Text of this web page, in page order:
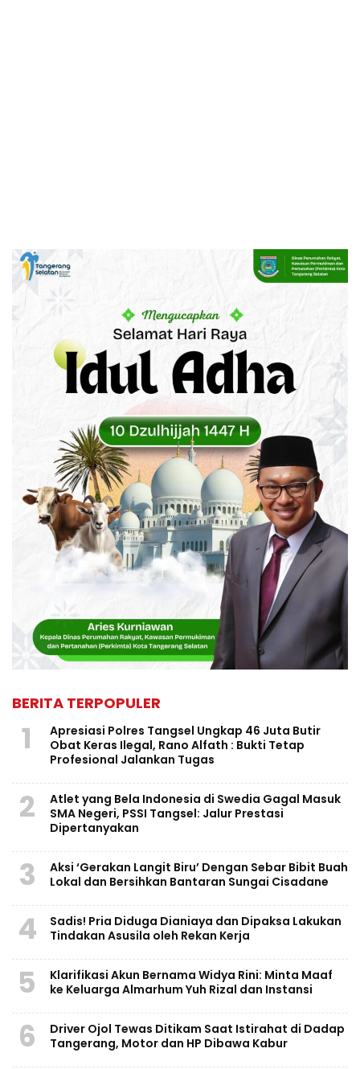
BERITA TERPOPULER
1
Apresiasi Polres Tangsel Ungkap 46 Juta Butir
Obat Keras Ilegal, Rano Alfath : Bukti Tetap
Profesional Jalankan Tugas
2
Atlet yang Bela Indonesia di Swedia Gagal Masuk
SMA Negeri, PSSI Tangsel: Jalur Prestasi
Dipertanyakan
3
Aksi ‘Gerakan Langit Biru’ Dengan Sebar Bibit Buah
Lokal dan Bersihkan Bantaran Sungai Cisadane
4
Sadis! Pria Diduga Dianiaya dan Dipaksa Lakukan
Tindakan Asusila oleh Rekan Kerja
5
Klarifikasi Akun Bernama Widya Rini: Minta Maaf
ke Keluarga Almarhum Yuh Rizal dan Instansi
6
Driver Ojol Tewas Ditikam Saat Istirahat di Dadap
Tangerang, Motor dan HP Dibawa Kabur